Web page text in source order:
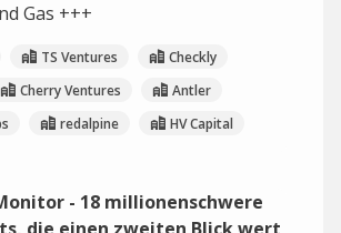
Gas +++
TS Ventures
Checkly
Cherry Ventures
Antler
redalpine HV Capital